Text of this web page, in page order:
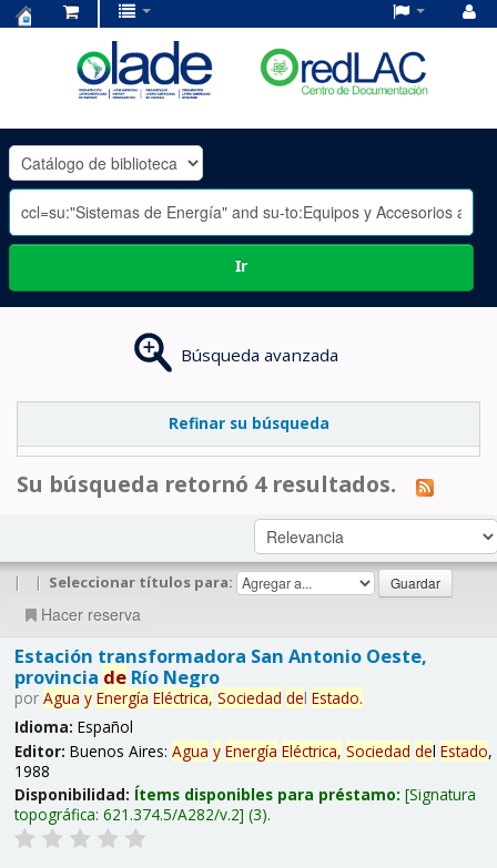
OLADE
-
Ir
Búsqueda avanzada
Refinar su búsqueda
Su búsqueda retornó 4 resultados.
| | Seleccionar títulos para:
Hacer reserva
Estación transformadora San Antonio Oeste,
provincia deRío Negro
por Agua y Energía Eléctrica, Sociedad del Estado.
Idioma: Español
Editor: Buenos Aires: Agua y Energía Eléctrica, Sociedad del Estado,
1988
Disponibilidad: Ítems disponibles para préstamo: Signatura
topográfica: 621.374.5/A282/v.2 (3).